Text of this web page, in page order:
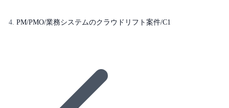
PM/PMO/業務システムのクラウドリフト案件/C1